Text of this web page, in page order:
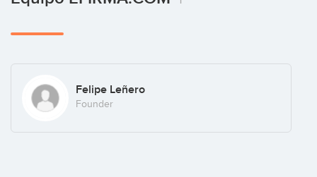
Felipe Leñero
Founder